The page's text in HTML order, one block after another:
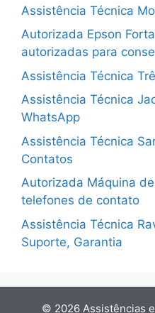
Assistência Técnica
Autorizada Epson
autorizadas para
Assistência Técnica
Assistência Técnica
WhatsApp
Assistência Técnica
Contatos
Autorizada Máquina
telefones de contato
Assistência Técnica
Suporte, Garantia
© 2026 Assistências